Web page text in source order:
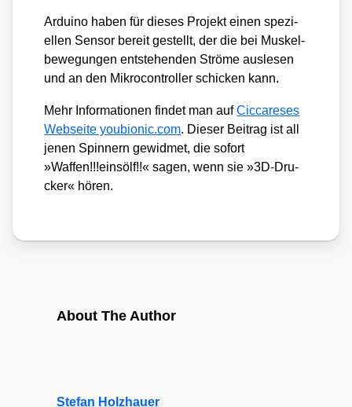
Ardui­no haben für die­ses Pro­jekt einen spe­zi­
el­len Sen­sor bereit gestellt, der die bei Mus­kel­
be­we­gun­gen ent­ste­hen­den Strö­me aus­le­sen
und an den Mikro­con­trol­ler schi­cken kann.
Mehr Infor­ma­tio­nen fin­det man aufCic­ca­re­ses
Web­sei­te you​bio​nic​.com. Die­ser Bei­trag ist all
jenen Spin­nern gewid­met, die sofort
»Waffen!!!einsölf!!« sagen, wenn sie »3D-Dru­
cker« hören.
About The Author
Stefan Holzhauer